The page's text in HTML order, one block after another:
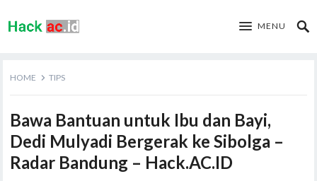
MENU
HOME TIPS
Bawa Bantuan untuk Ibu dan Bayi,
Dedi Mulyadi Bergerak ke Sibolga –
Radar Bandung – Hack.AC.ID